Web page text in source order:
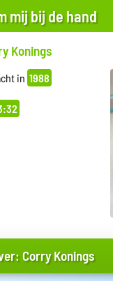
mij bij de hand
Konings
in 1988
Corry Konings